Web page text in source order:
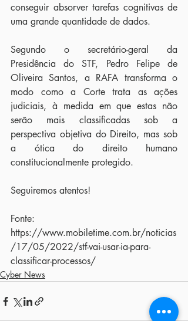
conseguir absorver tarefas cognitivas de
uma grande quantidade de dados.
Segundo o secretário-geral da
Presidência do STF, Pedro Felipe de
Oliveira Santos, a RAFA transforma o
modo como a Corte trata as ações
judiciais, à medida em que estas não
serão mais classificadas sob a
perspectiva objetiva do Direito, mas sob
a ótica do direito humano
constitucionalmente protegido.
Seguiremos atentos!
Fonte:
https://www.mobiletime.com.br/noticias
/17/05/2022/stf-vai-usar-ia-para-
classificar-processos/
Cyber News